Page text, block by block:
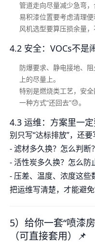
管道走向尽量减少急弯，
易积漆位置要考虑清理便
风机选型要算压损余量，
4.2 安全：VOCs不是
防爆要求、静电接地、
上的尽量上。
特别是燃烧类工艺，安
一种方式“还回去”😓。
4.3 运维：方案里一
别只写“达标排放”，还要
- 滤材多久换？怎么判断？
- 活性炭多久换？怎么防
- 压差、温度、浓度这些
把运维写清楚，才能避免
5）给你一套“喷漆
（可直接套用）📌